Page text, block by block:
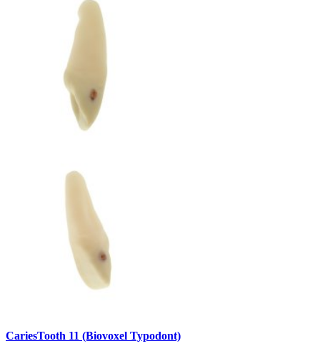
CariesTooth 11 (Biovoxel Typodont)